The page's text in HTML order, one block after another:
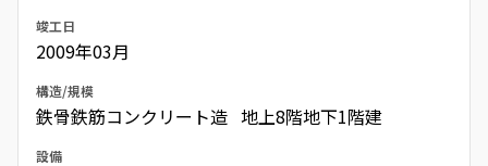
竣工日
2009年03月
構造/規模
鉄骨鉄筋コンクリート造 地上8階地下1階建
設備